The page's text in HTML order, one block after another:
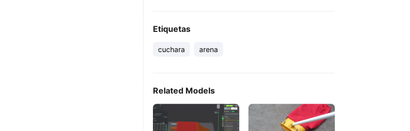
Etiquetas
cuchara arena
Related Models